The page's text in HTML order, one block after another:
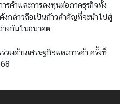
รค้าและการลงทุนต่อภาคธุรกิจทั้ง
งกล่าวถือเป็นก้าวสำคัญที่จะนำไปสู่
างกันในอนาคต
วมด้านเศรษฐกิจและการค้า ครั้งที่